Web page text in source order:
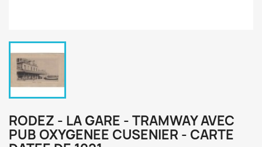
RODEZ - LA GARE - TRAMWAY AVEC
PUB OXYGENEE CUSENIER - CARTE